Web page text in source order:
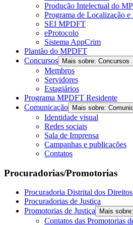
Produção Intelectual do
Programa de Localização
SEI MPDFT
eProtocolo
Sistema AppCrim
Plantão do MPDFT
Concursos
Mais sobre: Concursos
Membros
Servidores
Estagiários
Programa MPDFT Residente
Comunicação
Mais sobre:
Identidade visual
Redes sociais
Sala de Imprensa
Campanhas e publicações
Contatos
Procuradorias/Promotorias
Procuradoria Distrital dos
Procuradorias de Justiça
Promotorias de Justiça
Mais
Contatos das Promotorias